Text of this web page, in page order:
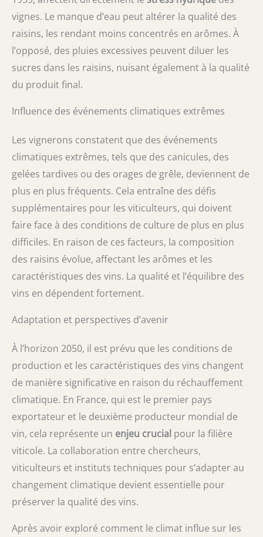
vignes. Le manque d’eau peut altérer la qualité des
raisins, les rendant moins concentrés en arômes. À
l’opposé, des pluies excessives peuvent diluer les
sucres dans les raisins, nuisant également à la qualité
du produit final.
Influence des événements climatiques extrêmes
Les vignerons constatent que des événements
climatiques extrêmes, tels que des canicules, des
gelées tardives ou des orages de grêle, deviennent de
plus en plus fréquents. Cela entraîne des défis
supplémentaires pour les viticulteurs, qui doivent
faire face à des conditions de culture de plus en plus
difficiles. En raison de ces facteurs, la composition
des raisins évolue, affectant les arômes et les
caractéristiques des vins. La qualité et l’équilibre des
vins en dépendent fortement.
Adaptation et perspectives d’avenir
À l’horizon 2050, il est prévu que les conditions de
production et les caractéristiques des vins changent
de manière significative en raison du réchauffement
climatique. En France, qui est le premier pays
exportateur et le deuxième producteur mondial de
vin, cela représente un enjeu crucial pour la filière
viticole. La collaboration entre chercheurs,
viticulteurs et instituts techniques pour s’adapter au
changement climatique devient essentielle pour
préserver la qualité des vins.
Après avoir exploré comment le climat influe sur les